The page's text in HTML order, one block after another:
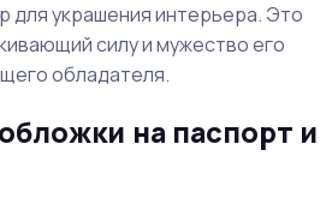
для украшения интерьера. Это
силу и мужество его
обладателя.
на паспорт и